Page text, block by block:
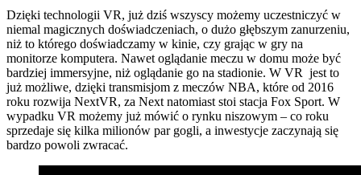
Dzięki technologii VR, już dziś wszyscy możemy uczestniczyć w
niemal magicznych doświadczeniach, o dużo głębszym zanurzeniu,
niż to którego doświadczamy w kinie, czy grając w gry na
monitorze komputera. Nawet oglądanie meczu w domu może być
bardziej immersyjne, niż oglądanie go na stadionie. W VR jest to
już możliwe, dzięki transmisjom z meczów NBA, które od 2016
roku rozwija NextVR, za Next natomiast stoi stacja Fox Sport. W
wypadku VR możemy już mówić o rynku niszowym – co roku
sprzedaje się kilka milionów par gogli, a inwestycje zaczynają się
bardzo powoli zwracać.